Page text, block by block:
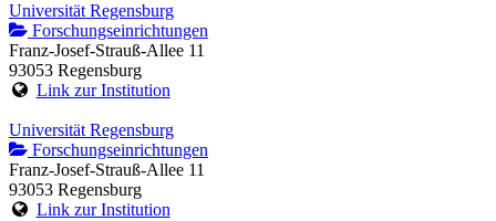
Universität Regensburg
Forschungseinrichtungen
Franz-Josef-Strauß-Allee 11
93053 Regensburg
Link zur Institution
Universität Regensburg
Forschungseinrichtungen
Franz-Josef-Strauß-Allee 11
93053 Regensburg
Link zur Institution